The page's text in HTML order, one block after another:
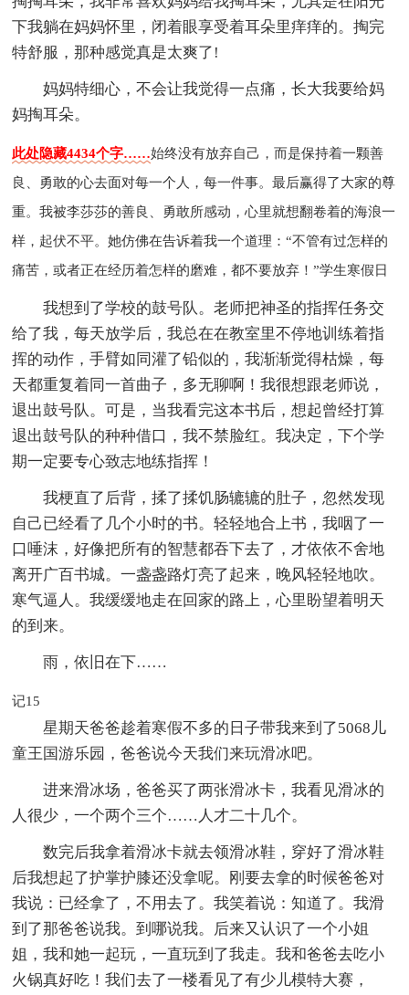
下我躺在妈妈怀里，闭着眼享受着耳朵里痒痒的。掏完
特舒服，那种感觉真是太爽了!
妈妈特细心，不会让我觉得一点痛，长大我要给妈
妈掏耳朵。
此处隐藏4434个字……始终没有放弃自己，而是保持着一颗善
良、勇敢的心去面对每一个人，每一件事。最后赢得了大家的尊
重。我被李莎莎的善良、勇敢所感动，心里就想翻卷着的海浪一
样，起伏不平。她仿佛在告诉着我一个道理：“不管有过怎样的
痛苦，或者正在经历着怎样的磨难，都不要放弃！”
我想到了学校的鼓号队。老师把神圣的指挥任务交
给了我，每天放学后，我总在在教室里不停地训练着指
挥的动作，手臂如同灌了铅似的，我渐渐觉得枯燥，每
天都重复着同一首曲子，多无聊啊！我很想跟老师说，
退出鼓号队。可是，当我看完这本书后，想起曾经打算
退出鼓号队的种种借口，我不禁脸红。我决定，下个学
期一定要专心致志地练指挥！
我梗直了后背，揉了揉饥肠辘辘的肚子，忽然发现
自己已经看了几个小时的书。轻轻地合上书，我咽了一
口唾沫，好像把所有的智慧都吞下去了，才依依不舍地
离开广百书城。一盏盏路灯亮了起来，晚风轻轻地吹。
寒气逼人。我缓缓地走在回家的路上，心里盼望着明天
的到来。
雨，依旧在下……
学生寒假日
记15
星期天爸爸趁着寒假不多的日子带我来到了5068儿
童王国游乐园，爸爸说今天我们来玩滑冰吧。
进来滑冰场，爸爸买了两张滑冰卡，我看见滑冰的
人很少，一个两个三个……人才二十几个。
数完后我拿着滑冰卡就去领滑冰鞋，穿好了滑冰鞋
后我想起了护掌护膝还没拿呢。刚要去拿的时候爸爸对
我说：已经拿了，不用去了。我笑着说：知道了。我滑
到了那爸爸说我。到哪说我。后来又认识了一个小姐
姐，我和她一起玩，一直玩到了我走。我和爸爸去吃小
火锅真好吃！我们去了一楼看见了有少儿模特大赛，